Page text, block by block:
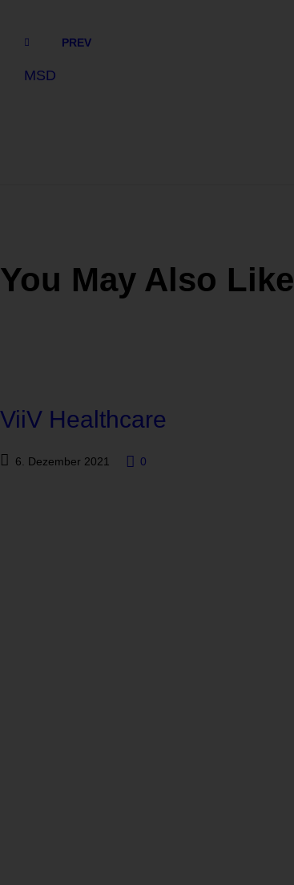
PREV
MSD
You May Also Like
ViiV Healthcare
6. Dezember 2021 0